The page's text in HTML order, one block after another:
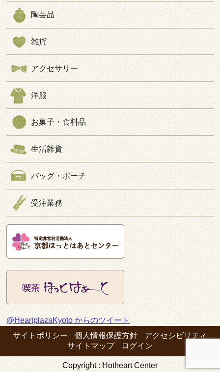
陶芸品
雑貨
アクセサリー
洋服
お菓子・食料品
生活雑貨
バッグ・ポーチ
受注業務
@HeartplazaKyoto からのツイート
サイトポリシー
個人情報保護方針
アクセシビリティ
サイトマップ
ログイン
Copyright : Hotheart Center